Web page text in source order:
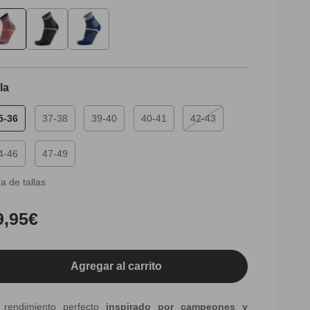
36 37-38 39-40 40-41
42-43
Variante
46 47-49
de tallas
Agregar al carrito
rendimiento perfecto inspirado por campeones y